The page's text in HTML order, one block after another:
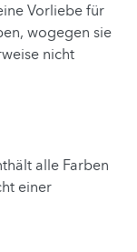
Vorliebe für
wogegen sie
nicht
alle Farben
einer